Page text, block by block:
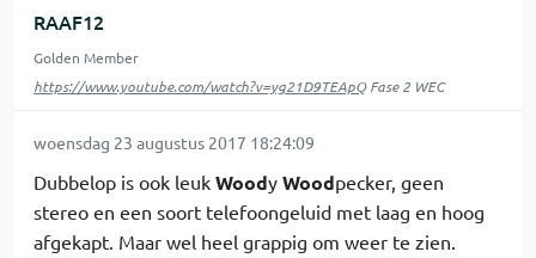
RAAF12
Golden Member
https://www.youtube.com/watch?v=yg21D9TEApQFase 2 WEC
woensdag 23 augustus 2017 18:24:09
Dubbelop is ook leuk Woody Woodpecker, geen
stereo en een soort telefoongeluid met laag en hoog
afgekapt. Maar wel heel grappig om weer te zien.